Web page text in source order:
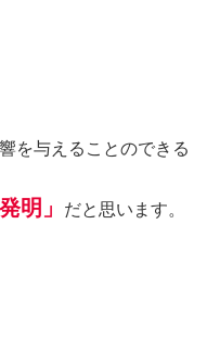
を与えることのできる
明」 だと思います。